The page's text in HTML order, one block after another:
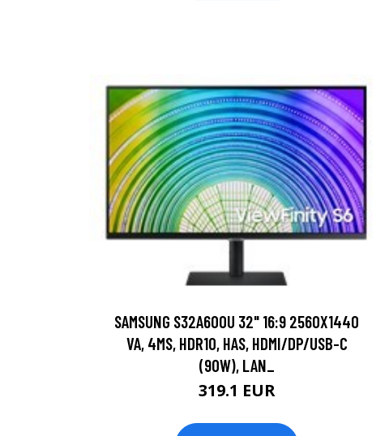
SAMSUNG S32A600U 32" 16:9 2560X1440
VA, 4MS, HDR10, HAS, HDMI/DP/USB-C
(90W), LAN_
319.1 EUR